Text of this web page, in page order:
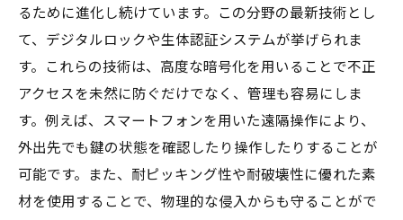
るために進化し続けています。この分野の最新技術とし
て、デジタルロックや生体認証システムが挙げられま
す。これらの技術は、高度な暗号化を用いることで不正
アクセスを未然に防ぐだけでなく、管理も容易にしま
す。例えば、スマートフォンを用いた遠隔操作により、
外出先でも鍵の状態を確認したり操作したりすることが
可能です。また、耐ピッキング性や耐破壊性に優れた素
材を使用することで、物理的な侵入からも守ることがで